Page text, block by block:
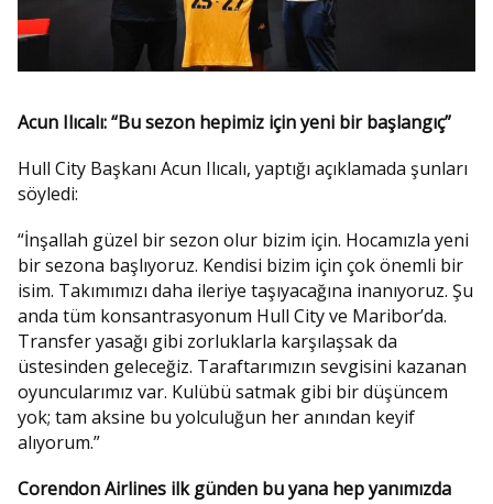
Acun Ilıcalı: “Bu sezon hepimiz için yeni bir başlangıç”
Hull City Başkanı Acun Ilıcalı, yaptığı açıklamada şunları
söyledi:
“İnşallah güzel bir sezon olur bizim için. Hocamızla yeni
bir sezona başlıyoruz. Kendisi bizim için çok önemli bir
isim. Takımımızı daha ileriye taşıyacağına inanıyoruz. Şu
anda tüm konsantrasyonum Hull City ve Maribor’da.
Transfer yasağı gibi zorluklarla karşılaşsak da
üstesinden geleceğiz. Taraftarımızın sevgisini kazanan
oyuncularımız var. Kulübü satmak gibi bir düşüncem
yok; tam aksine bu yolculuğun her anından keyif
alıyorum.”
Corendon Airlines ilk günden bu yana hep yanımızda